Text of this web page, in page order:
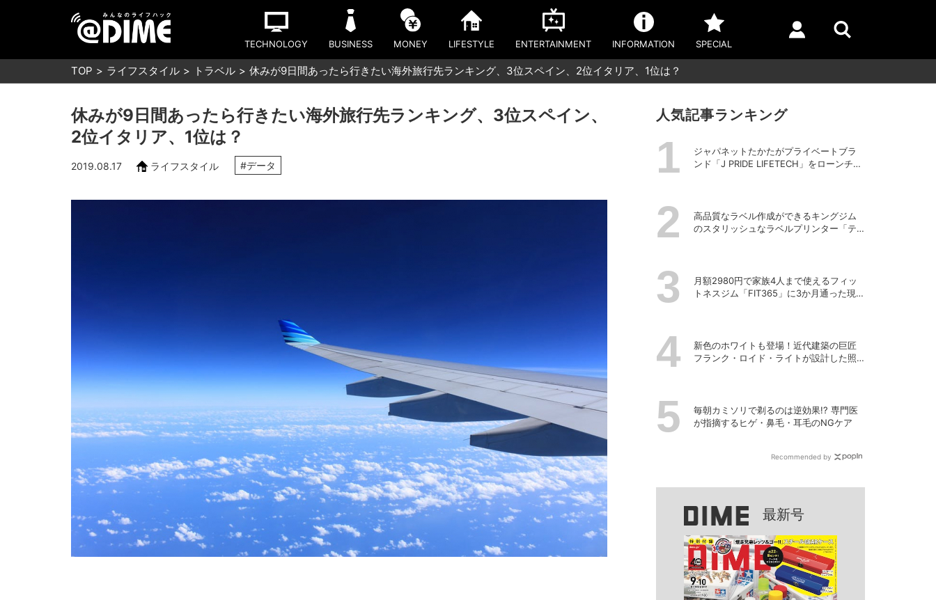
TECHNOLOGY BUSINESS MONEY LIFESTYLE ENTERTAINMENT INFORMATION SPECIAL
TOP ライフスタイル トラベル 休みが9日間あったら行きたい海外旅行先ランキング、3位スペイン、2位イタリア、1位は？
休みが9日間あったら行きたい海外旅行先ランキング、3位スペイン、
2位イタリア、1位は？
2019.08.17 ライフスタイル #データ
人気記事ランキング
ジャパネットたかたがプライベートブラ
ンド「J PRIDE LIFETECH」をローンチ、
高品質なラベル作成ができるキングジム
のスタリッシュなラベルプリンター「テ
月額2980円で家族4人まで使えるフィッ
トネスジム「FIT365」に3か月通った現在
新色のホワイトも登場！近代建築の巨匠
フランク・ロイド・ライトが設計した照
毎朝カミソリで剃るのは逆効果!? 専門医
が指摘するヒゲ・鼻毛・耳毛のNGケア
Recommended by
最新号